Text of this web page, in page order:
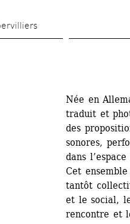
Née en
traduit et
des
sonores,
dans
Cet
tantôt
et le social,
rencontre et